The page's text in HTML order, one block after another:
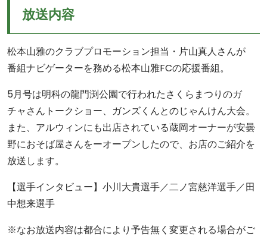
放送内容
松本山雅のクラブプロモーション担当・片山真人さんが
番組ナビゲーターを務める松本山雅FCの応援番組。
5月号は明科の龍門渕公園で行われたさくらまつりのガ
チャさんトークショー、ガンズくんとのじゃんけん大会。
また、アルウィンにも出店されている蔵岡オーナーが安曇
野におそば屋さんをーオープンしたので、お店のご紹介を
放送します。
【選手インタビュー】小川大貴選手／二ノ宮慈洋選手／田
中想来選手
※なお放送内容は都合により予告無く変更される場合がご